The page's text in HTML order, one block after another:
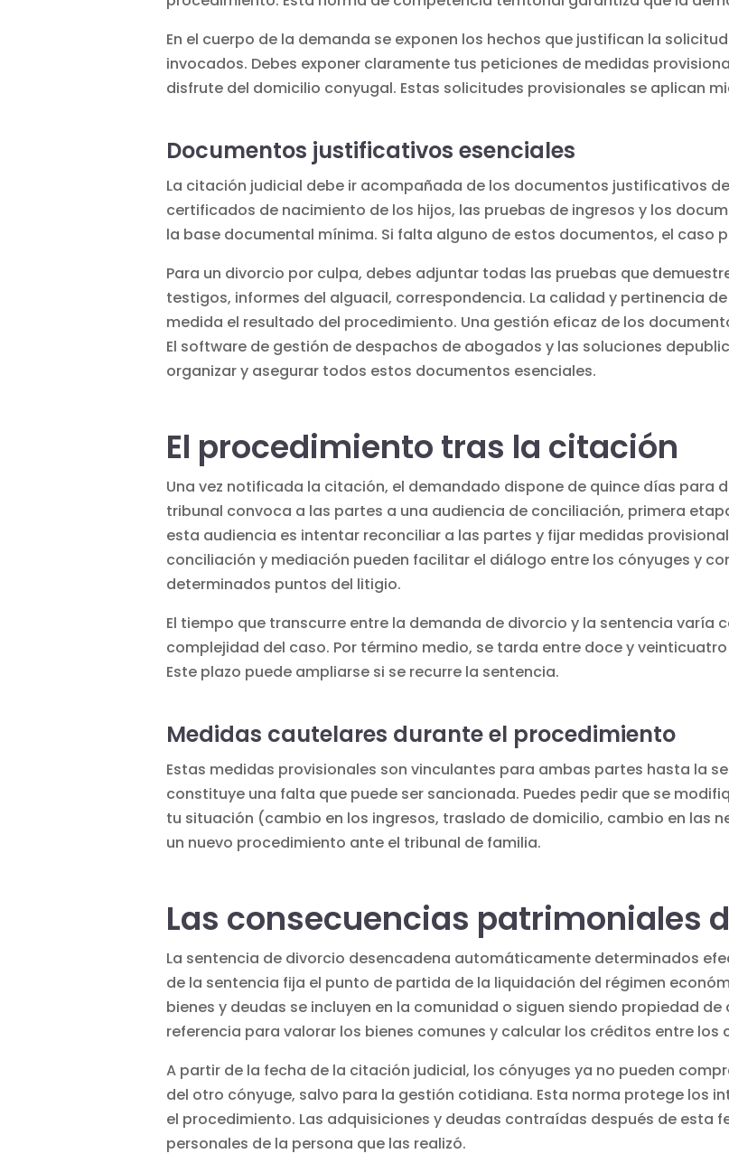
En el cuerpo de la demanda se exponen los hechos que justifican la
invocados. Debes exponer claramente tus peticiones de medidas
disfrute del domicilio conyugal. Estas solicitudes provisionales se aplican
Documentos justificativos esenciales
La citación judicial debe ir acompañada de los documentos justificativos
certificados de nacimiento de los hijos, las pruebas de ingresos y los
la base documental mínima. Si falta alguno de estos documentos, el caso
Para un divorcio por culpa, debes adjuntar todas las pruebas que
testigos, informes del alguacil, correspondencia. La calidad y pertinencia
medida el resultado del procedimiento. Una gestión eficaz de los
El software de gestión de despachos de abogados y las soluciones de
organizar y asegurar todos estos documentos esenciales.
El procedimiento tras la citación
Una vez notificada la citación, el demandado dispone de quince días para
tribunal convoca a las partes a una audiencia de conciliación, primera
esta audiencia es intentar reconciliar a las partes y fijar medidas
conciliación y mediación pueden facilitar el diálogo entre los cónyuges y
determinados puntos del litigio.
El tiempo que transcurre entre la demanda de divorcio y la sentencia varía
complejidad del caso. Por término medio, se tarda entre doce y
Este plazo puede ampliarse si se recurre la sentencia.
Medidas cautelares durante el procedimiento
Estas medidas provisionales son vinculantes para ambas partes hasta la
constituye una falta que puede ser sancionada. Puedes pedir que se
tu situación (cambio en los ingresos, traslado de domicilio, cambio en las
un nuevo procedimiento ante el tribunal de familia.
Las consecuencias patrimoniales
La sentencia de divorcio desencadena automáticamente determinados
de la sentencia fija el punto de partida de la liquidación del régimen
bienes y deudas se incluyen en la comunidad o siguen siendo propiedad
referencia para valorar los bienes comunes y calcular los créditos entre los
A partir de la fecha de la citación judicial, los cónyuges ya no pueden
del otro cónyuge, salvo para la gestión cotidiana. Esta norma protege los
el procedimiento. Las adquisiciones y deudas contraídas después de esta
personales de la persona que las realizó.